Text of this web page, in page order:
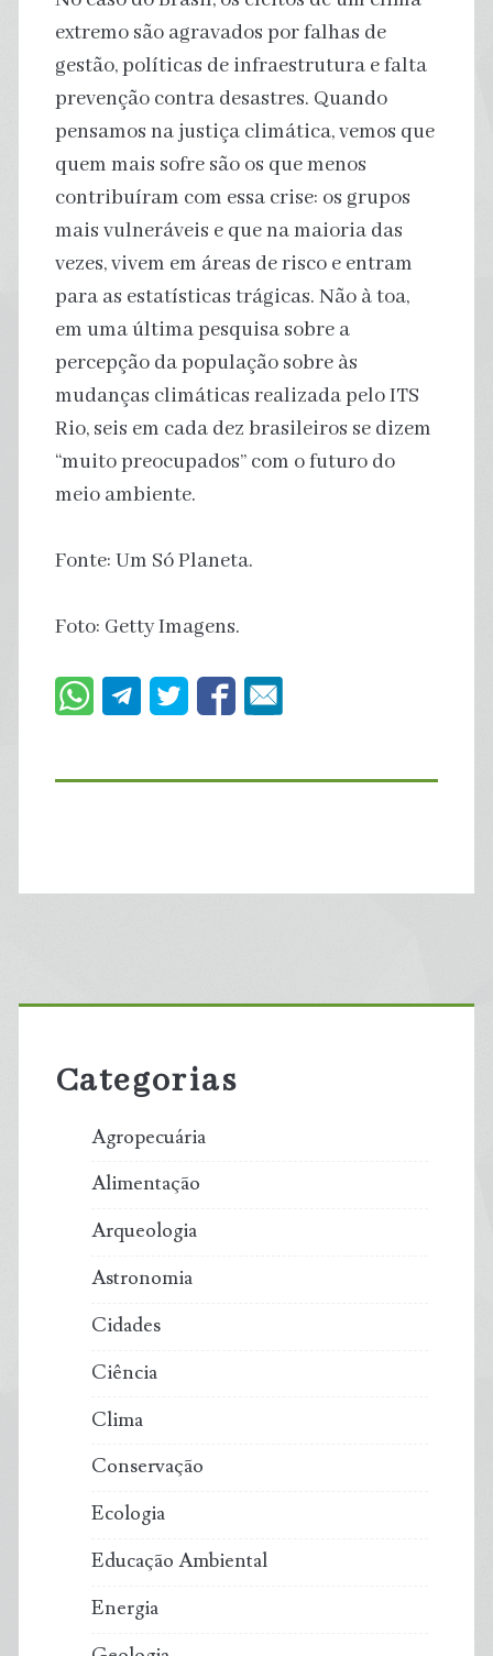
extremo são agravados por falhas de
gestão, políticas de infraestrutura e falta
prevenção contra desastres. Quando
pensamos na justiça climática, vemos que
quem mais sofre são os que menos
contribuíram com essa crise: os grupos
mais vulneráveis e que na maioria das
vezes, vivem em áreas de risco e entram
para as estatísticas trágicas. Não à toa,
em uma última pesquisa sobre a
percepção da população sobre às
mudanças climáticas realizada pelo ITS
Rio, seis em cada dez brasileiros se dizem
“muito preocupados” com o futuro do
meio ambiente.
Fonte: Um Só Planeta.
Foto: Getty Imagens.
Primary
Sidebar
Categorias
Agropecuária
Alimentação
Arqueologia
Astronomia
Cidades
Ciência
Clima
Conservação
Ecologia
Educação Ambiental
Energia